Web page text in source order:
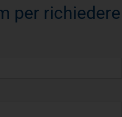
per richiedere